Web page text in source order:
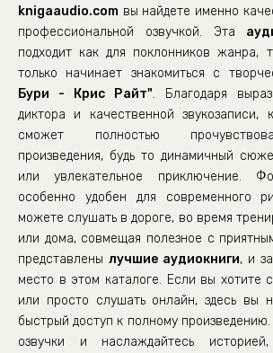
knigaaudio.com вы найдете именно
профессиональной озвучкой. Эта
подходит как для поклонников жанра,
только начинает знакомиться с
Бури - Крис Райт". Благодаря
диктора и качественной звукозаписи,
сможет полностью
произведения, будь то динамичный
или увлекательное приключение.
особенно удобен для современного
можете слушать в дороге, во время
или дома, совмещая полезное с
представлены лучшие аудиокниги, и
место в этом каталоге. Если вы хотите
или просто слушать онлайн, здесь вы
быстрый доступ к полному
озвучки и наслаждайтесь